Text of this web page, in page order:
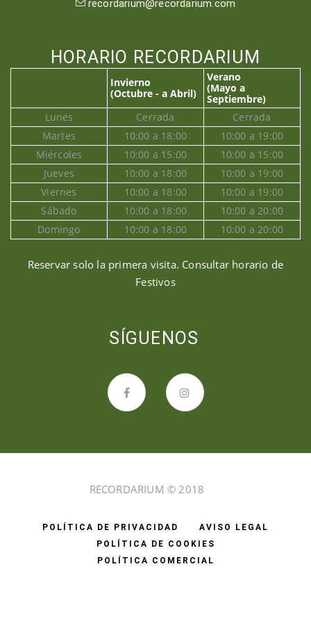
recordarium@recordarium.com
HORARIO RECORDARIUM
Invierno
(Octubre - a Abril)
Verano
(Mayo a
Septiembre)
Lunes
Cerrada
Cerrada
Martes
10:00 a 18:00
10:00 a 19:00
Miércoles
10:00 a 15:00
10:00 a 15:00
Jueves
10:00 a 18:00
10:00 a 19:00
Viernes
10:00 a 18:00
10:00 a 19:00
Sábado
10:00 a 18:00
10:00 a 20:00
Domingo
10:00 a 18:00 10:00 a 20:00
Reservar solo la primera visita. Consultar horario de
Festivos
SÍGUENOS
RECORDARIUM © 2018
POLÍTICA DE PRIVACIDAD
AVISO LEGAL
POLÍTICA DE COOKIES
POLÍTICA COMERCIAL